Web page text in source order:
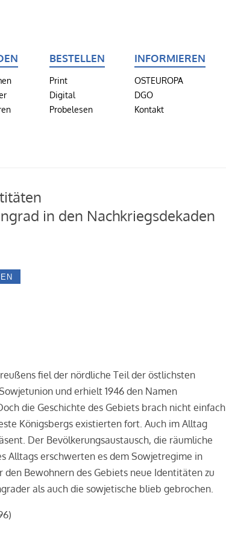
BESTELLEN
Print
Digital
Probelesen
INFORMIEREN
OSTEUROPA
DGO
Kontakt
in den Nachkriegsdekaden
fiel der nördliche Teil der östlichsten
und erhielt 1946 den Namen
die Geschichte des Gebiets brach nicht einfach
Königsbergs existierten fort. Auch im Alltag
Der Bevölkerungsaustausch, die räumliche
Alltags erschwerten es dem Sowjetregime in
den Bewohnern des Gebiets neue Identitäten zu
als auch die sowjetische blieb gebrochen.